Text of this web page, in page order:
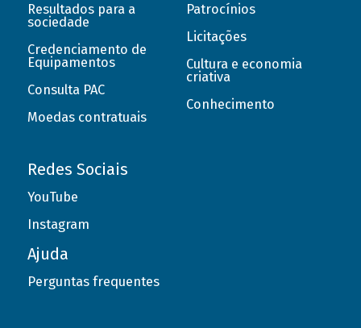
Resultados para a
sociedade
Credenciamento de
Equipamentos
Consulta PAC
Moedas contratuais
Patrocínios
Licitações
Cultura e economia
criativa
Conhecimento
Redes Sociais
YouTube
Instagram
Ajuda
Perguntas frequentes